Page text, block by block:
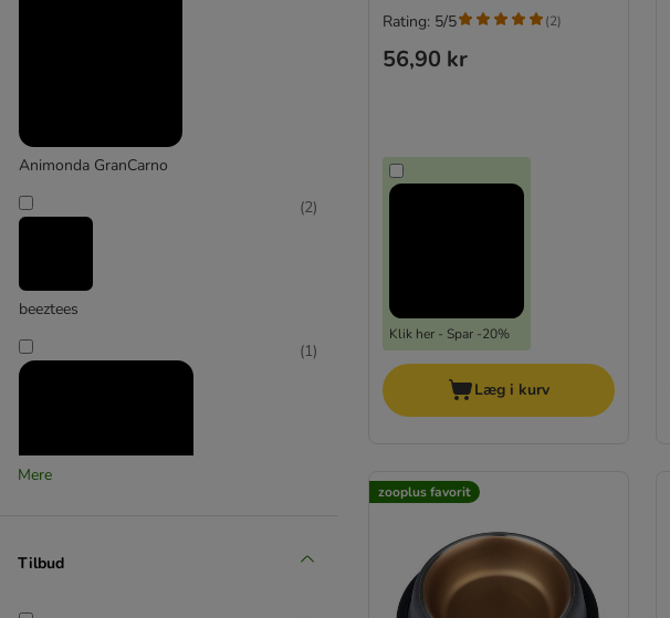
Animonda GranCarno
beeztees
(2)
Canadian Cat Company
(1)
Mere
Tilbud
56,90 kr
Klik her - Spar -20%
Rating: 5/5 (2)
Læg i kurv
zooplus favorit